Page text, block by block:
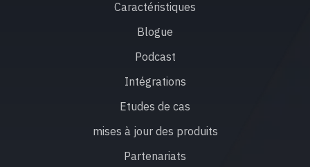
Caractéristiques
Blogue
Podcast
Intégrations
Etudes de cas
mises à jour des produits
Partenariats